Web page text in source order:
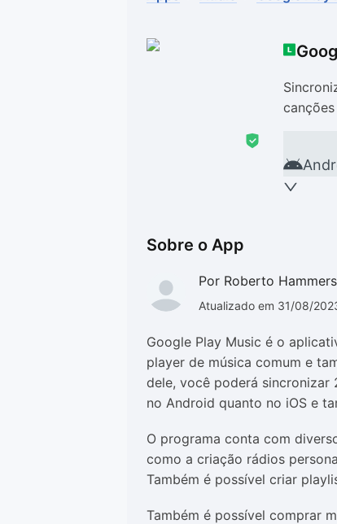
canções
Sobre o App
Por Roberto
Atualizado em 31/08/
Google Play Music é o
player de música comum e
dele, você poderá sincronizar
no Android quanto no iOS e
O programa conta com
como a criação rádios
Também é possível criar
Também é possível comprar